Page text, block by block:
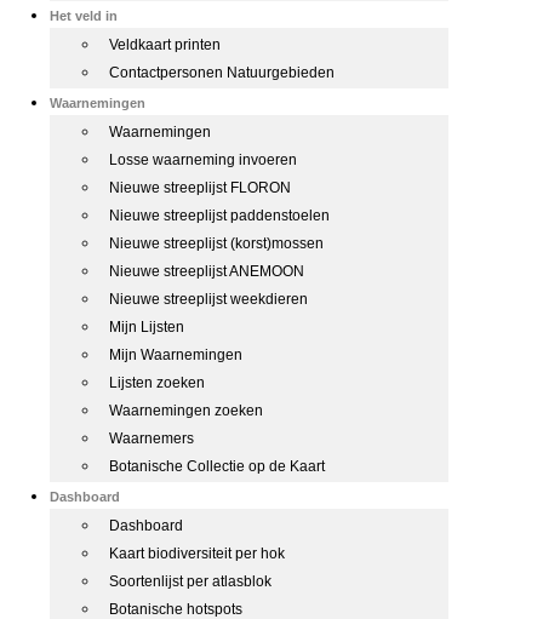
Het veld in
Veldkaart printen
Contactpersonen Natuurgebieden
Waarnemingen
Waarnemingen
Losse waarneming invoeren
Nieuwe streeplijst FLORON
Nieuwe streeplijst paddenstoelen
Nieuwe streeplijst (korst)mossen
Nieuwe streeplijst ANEMOON
Nieuwe streeplijst weekdieren
Mijn Lijsten
Mijn Waarnemingen
Lijsten zoeken
Waarnemingen zoeken
Waarnemers
Botanische Collectie op de Kaart
Dashboard
Dashboard
Kaart biodiversiteit per hok
Soortenlijst per atlasblok
Botanische hotspots